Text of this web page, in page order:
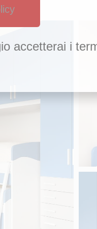
accetterai i